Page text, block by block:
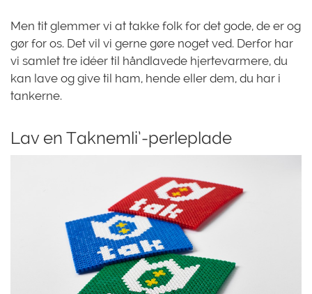
Men tit glemmer vi at takke folk for det gode, de er og
gør for os. Det vil vi gerne gøre noget ved. Derfor har
vi samlet tre idéer til håndlavede hjertevarmere, du
kan lave og give til ham, hende eller dem, du har i
tankerne.
Lav en Taknemli’-perleplade